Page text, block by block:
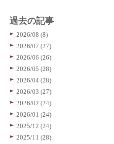
過去の記事
2026/08 (8)
2026/07 (27)
2026/06 (26)
2026/05 (28)
2026/04 (28)
2026/03 (27)
2026/02 (24)
2026/01 (24)
2025/12 (24)
2025/11 (28)